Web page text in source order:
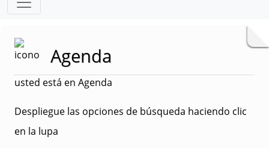
Agenda
usted está en Agenda
Despliegue las opciones de búsqueda haciendo clic
en la lupa